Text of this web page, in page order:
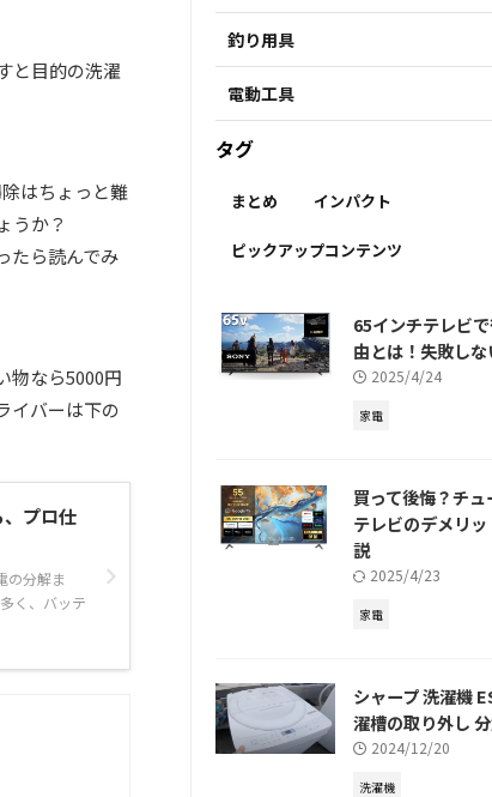
と目的の洗濯
はちょっと難
うか？
たら読んでみ
物なら5000円
イバーは下の
、プロ仕
の分解ま
く、バッテ
釣り用具
電動工具
タグ
まとめ インパクト
ピックアップコンテンツ
65インチテレビ
由とは！失敗し
2025/4/24
家電
買って後悔？チ
テレビのデメリ
説
2025/4/23
家電
シャープ 洗濯機
濯槽の取り外し
2024/12/20
洗濯機